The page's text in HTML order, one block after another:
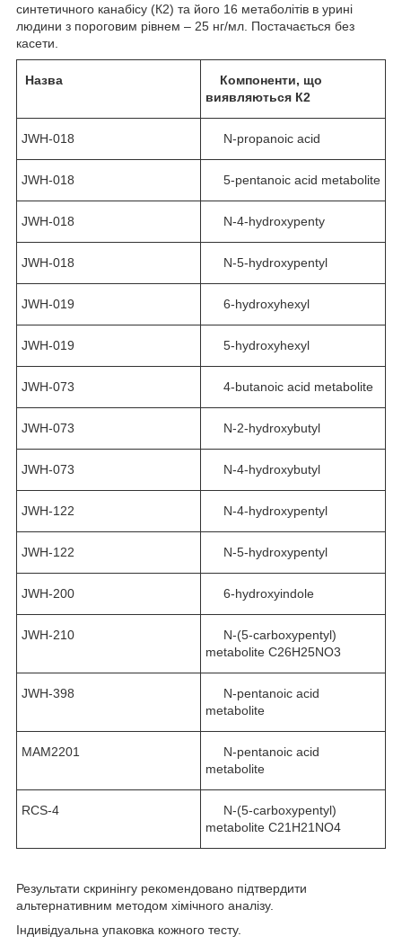
синтетичного канабісу (К2) та його 16 метаболітів в урині
людини з пороговим рівнем – 25 нг/мл. Постачається без
касети.
Назва
Компоненти, що
виявляються К2
JWH-018 N-propanoic acid
JWH-018 5-pentanoic acid metabolite
JWH-018 N-4-hydroxypenty
JWH-018 N-5-hydroxypentyl
JWH-019 6-hydroxyhexyl
JWH-019 5-hydroxyhexyl
JWH-073 4-butanoic acid metabolite
JWH-073 N-2-hydroxybutyl
JWH-073 N-4-hydroxybutyl
JWH-122 N-4-hydroxypentyl
JWH-122 N-5-hydroxypentyl
JWH-200 6-hydroxyindole
JWH-210
N-(5-carboxypentyl)
metabolite C26H25NO3
JWH-398
N-pentanoic acid
metabolite
MAM2201
N-pentanoic acid
metabolite
RCS-4
N-(5-carboxypentyl)
metabolite C21H21NO4
Результати скринінгу рекомендовано підтвердити
альтернативним методом хімічного аналізу.
Індивідуальна упаковка кожного тесту.